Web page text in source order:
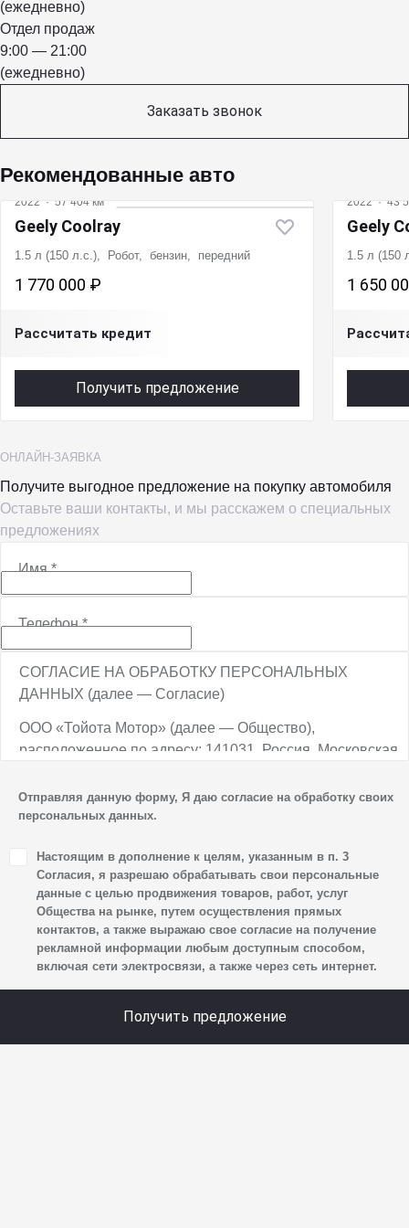
(ежедневно)
Отдел продаж
9:00 — 21:00
(ежедневно)
Заказать звонок
Рекомендованные авто
2022 · 57 404 км
Geely Coolray
1.5 л (150 л.с.), Робот, бензин, передний
1 770 000 ₽
Рассчитать кредит
Получить предложение
2022 · 43
Geely
1.5 л (150
1 650
ОНЛАЙН-ЗАЯВКА
Получите выгодное предложение на покупку автомобиля
Оставьте ваши контакты, и мы расскажем о специальных
предложениях
Имя*
Телефон*
СОГЛАСИЕ НА ОБРАБОТКУ ПЕРСОНАЛЬНЫХ
ДАННЫХ (далее — Согласие)
ООО «Тойота Мотор» (далее — Общество),
расположенное по адресу: 141031, Россия, Московская
ТПЗ «Алтуфьево», вл. 5, стр. 1, является оператором
персональных данных.
1. Настоящим я даю согласие Обществу на обработку
своих персональных данных, а именно: имени, отчества,
фамилии, контактных данных (включая номер телефона
и адрес электронной почты), адреса, сведений
о впечатлениях, интересах, предпочтениях
к автомобилю(-ям) и товарам/услугам, IP-адреса,
сайта, уникального идентификатора посетителя сайта,
предпочтительного времени и способа для контакта,
Отправляя данную форму, Я даю согласие на обработку своих
персональных данных.
Настоящим в дополнение к целям, указанным в п. 3
Согласия, я разрешаю обрабатывать свои персональные
данные с целью продвижения товаров, работ, услуг
Общества на рынке, путем осуществления прямых
контактов, а также выражаю свое согласие на получение
рекламной информации любым доступным способом,
включая сети электросвязи, а также через сеть интернет.
Получить предложение